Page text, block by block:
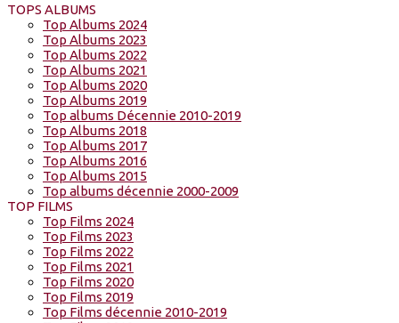
TOPS ALBUMS
Top Albums 2024
Top Albums 2023
Top Albums 2022
Top Albums 2021
Top Albums 2020
Top Albums 2019
Top albums Décennie 2010-2019
Top Albums 2018
Top Albums 2017
Top Albums 2016
Top Albums 2015
Top albums décennie 2000-2009
TOP FILMS
Top Films 2024
Top Films 2023
Top Films 2022
Top Films 2021
Top Films 2020
Top Films 2019
Top Films décennie 2010-2019